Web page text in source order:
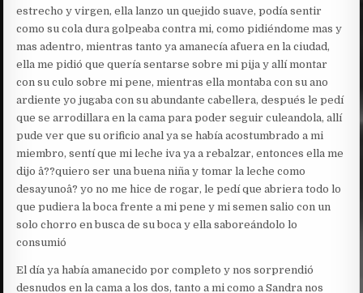
estrecho y virgen, ella lanzo un quejido suave, podía sentir
como su cola dura golpeaba contra mi, como pidiéndome mas y
mas adentro, mientras tanto ya amanecía afuera en la ciudad,
ella me pidió que quería sentarse sobre mi pija y allí montar
con su culo sobre mi pene, mientras ella montaba con su ano
ardiente yo jugaba con su abundante cabellera, después le pedí
que se arrodillara en la cama para poder seguir culeandola, allí
pude ver que su orificio anal ya se había acostumbrado a mi
miembro, sentí que mi leche iva ya a rebalzar, entonces ella me
dijo â??quiero ser una buena niña y tomar la leche como
desayunoâ? yo no me hice de rogar, le pedí que abriera todo lo
que pudiera la boca frente a mi pene y mi semen salio con un
solo chorro en busca de su boca y ella saboreándolo lo
consumió
El día ya había amanecido por completo y nos sorprendió
desnudos en la cama a los dos, tanto a mi como a Sandra nos